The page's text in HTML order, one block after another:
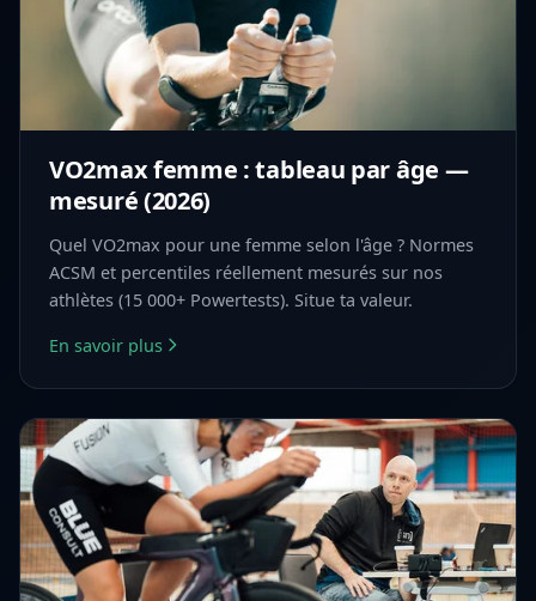
VO2max femme : tableau par âge —
mesuré (2026)
Quel VO2max pour une femme selon l'âge ? Normes
ACSM et percentiles réellement mesurés sur nos
athlètes (15 000+ Powertests). Situe ta valeur.
En savoir plus